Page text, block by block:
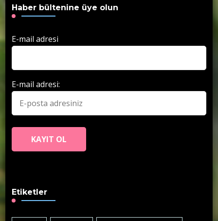
Haber bültenine üye olun
E-mail adresi
E-mail adresi:
Etiketler